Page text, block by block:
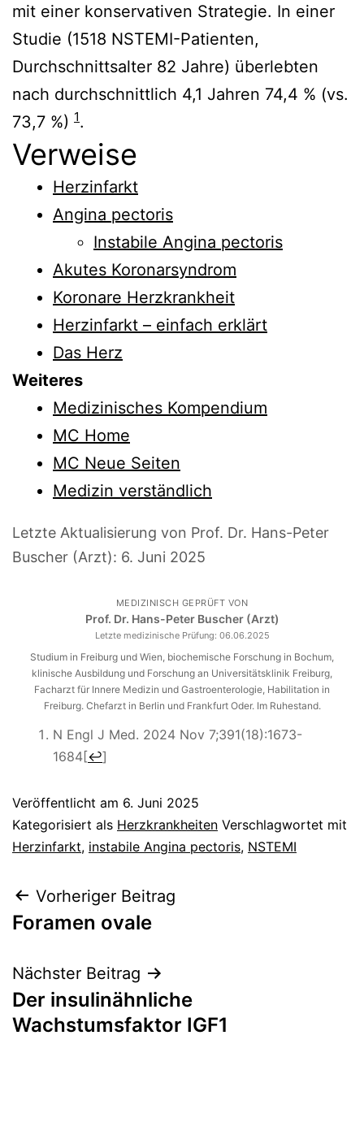
mit einer konservativen Strategie. In einer
Studie (1518 NSTEMI-Patienten,
Durchschnittsalter 82 Jahre) überlebten
nach durchschnittlich 4,1 Jahren 74,4 % (vs.
73,7 %) 1.
Verweise
Herzinfarkt
Angina pectoris
Instabile Angina pectoris
Akutes Koronarsyndrom
Koronare Herzkrankheit
Herzinfarkt – einfach erklärt
Das Herz
Weiteres
Medizinisches Kompendium
MC Home
MC Neue Seiten
Medizin verständlich
Letzte Aktualisierung von Prof. Dr. Hans-Peter
Buscher (Arzt): 6. Juni 2025
MEDIZINISCH GEPRÜFT VON
Prof. Dr. Hans-Peter Buscher (Arzt)
Letzte medizinische Prüfung: 06.06.2025
Studium in Freiburg und Wien, biochemische Forschung in Bochum,
klinische Ausbildung und Forschung an Universitätsklinik Freiburg,
Facharzt für Innere Medizin und Gastroenterologie, Habilitation in
Freiburg. Chefarzt in Berlin und Frankfurt Oder. Im Ruhestand.
N Engl J Med. 2024 Nov 7;391(18):1673-
1684[↩]
Veröffentlicht am 6. Juni 2025
Kategorisiert als Herzkrankheiten Verschlagwortet mit
Herzinfarkt, instabile Angina pectoris, NSTEMI
Beitragsnavigation
Vorheriger Beitrag
Foramen ovale
Nächster Beitrag
Der insulinähnliche
Wachstumsfaktor IGF1